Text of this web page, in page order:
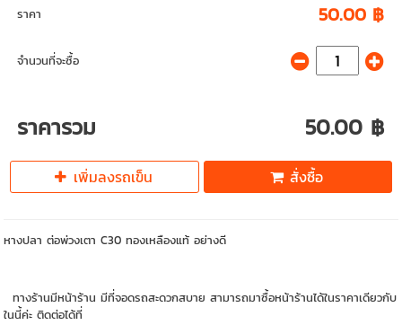
ราคา 50.00 ฿
จำนวนที่จะซื้อ
ราคารวม 50.00 ฿
เพิ่มลงรถเข็น สั่งซื้อ
หางปลา ต่อพ่วงเตา C30 ทองเหลืองแท้ อย่างดี
ทางร้านมีหน้าร้าน มีที่จอดรถสะดวกสบาย สามารถมาซื้อหน้าร้านได้ในราคาเดียวกับ
ในนี้ค่ะ ติดต่อได้ที่